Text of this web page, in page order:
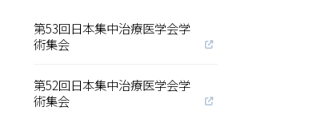
第53回日本集中治療医学会学
術集会
第52回日本集中治療医学会学
術集会